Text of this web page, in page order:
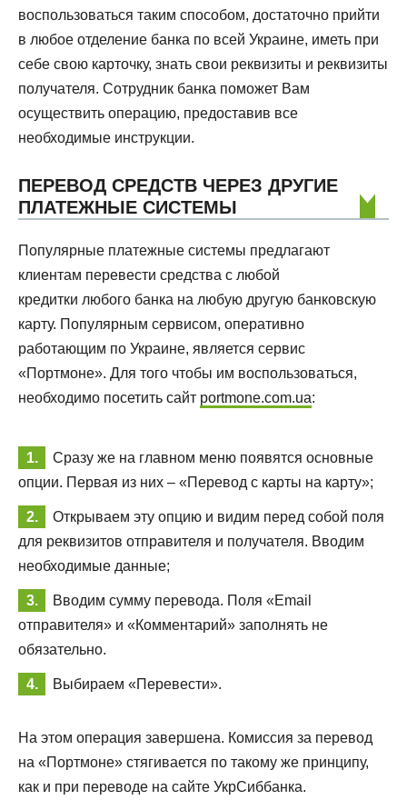
воспользоваться таким способом, достаточно прийти
в любое отделение банка по всей Украине, иметь при
себе свою карточку, знать свои реквизиты и реквизиты
получателя. Сотрудник банка поможет Вам
осуществить операцию, предоставив все
необходимые инструкции.
ПЕРЕВОД СРЕДСТВ ЧЕРЕЗ ДРУГИЕ
ПЛАТЕЖНЫЕ СИСТЕМЫ
Популярные платежные системы предлагают
клиентам перевести средства с любой
кредитки любого банка на любую другую банковскую
карту. Популярным сервисом, оперативно
работающим по Украине, является сервис
«Портмоне». Для того чтобы им воспользоваться,
необходимо посетить сайт portmone.com.ua:
Сразу же на главном меню появятся основные
опции. Первая из них – «Перевод с карты на карту»;
Открываем эту опцию и видим перед собой поля
для реквизитов отправителя и получателя. Вводим
необходимые данные;
Вводим сумму перевода. Поля «Email
отправителя» и «Комментарий» заполнять не
обязательно.
Выбираем «Перевести».
На этом операция завершена. Комиссия за перевод
на «Портмоне» стягивается по такому же принципу,
как и при переводе на сайте УкрСиббанка.